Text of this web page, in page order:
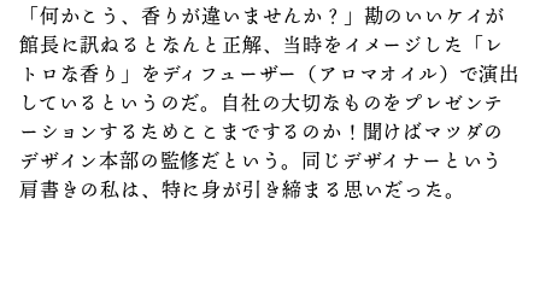
「何かこう、香りが違いませんか？」勘のいいケイが
館長に訊ねるとなんと正解、当時をイメージした「レ
トロな香り」をディフューザー（アロマオイル）で演出
しているというのだ。自社の大切なものをプレゼンテ
ーションするためここまでするのか！聞けばマツダの
デザイン本部の監修だという。同じデザイナーという
肩書きの私は、特に身が引き締まる思いだった。